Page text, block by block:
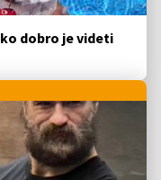
dobro je videti